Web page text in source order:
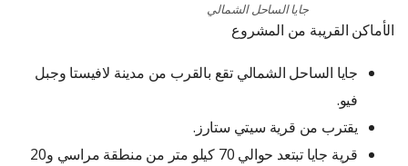
جايا الساحل الشمالي
الأماكن القريبة من المشروع
جايا الساحل الشمالي تقع بالقرب من مدينة لافيستا وجبل
فيو.
يقترب من قرية سيتي ستارز.
قرية جايا تبتعد حوالي 70 كيلو متر من منطقة مراسي و20